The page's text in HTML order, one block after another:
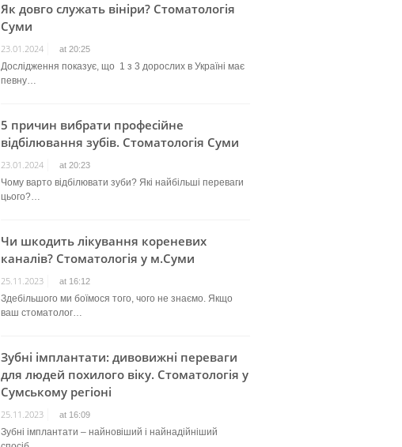
Як довго служать вініри? Стоматологія
Суми
23.01.2024 at 20:25
Дослідження показує, що 1 з 3 дорослих в Україні має
певну…
5 причин вибрати професійне
відбілювання зубів. Стоматологія Суми
23.01.2024 at 20:23
Чому варто відбілювати зуби? Які найбільші переваги
цього?…
Чи шкодить лікування кореневих
каналів? Стоматологія у м.Суми
25.11.2023 at 16:12
Здебільшого ми боїмося того, чого не знаємо. Якщо
ваш стоматолог…
Зубні імплантати: дивовижні переваги
для людей похилого віку. Стоматологія у
Сумському регіоні
25.11.2023 at 16:09
Зубні імплантати – найновіший і найнадійніший